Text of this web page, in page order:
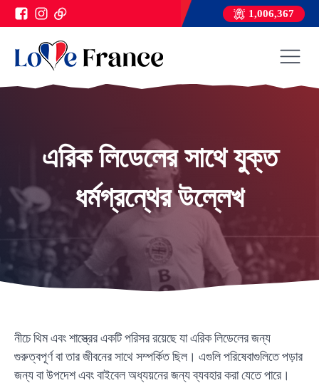
1,006,367
এরিক লিডেলের সাথে যুক্ত
ধর্মগ্রন্থের উল্লেখ
নীচে থিম এবং শাস্ত্রের একটি পরিসর রয়েছে যা এরিক লিডেলের জন্য
গুরুত্বপূর্ণ বা তার জীবনের সাথে সম্পর্কিত ছিল। এগুলি পরিষেবাগুলিতে পড়ার
জন্য বা উপদেশ এবং বাইবেল অধ্যয়নের জন্য ব্যবহার করা যেতে পারে।